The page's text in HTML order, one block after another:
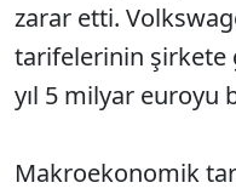
zarar etti.
tarifelerinin şirkete
yıl 5 milyar euroyu
Makroekonomik